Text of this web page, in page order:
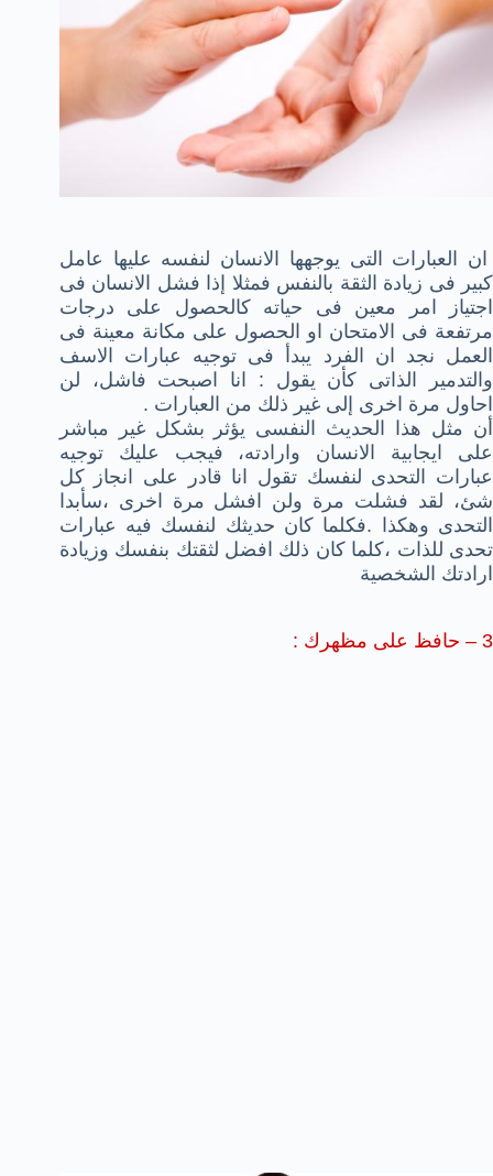
ان العبارات التى يوجهها الانسان لنفسه عليها عامل
كبير فى زيادة الثقة بالنفس فمثلا إذا فشل الانسان فى
اجتياز امر معين فى حياته كالحصول على درجات
مرتفعة فى الامتحان او الحصول على مكانة معينة فى
العمل نجد ان الفرد يبدأ فى توجيه عبارات الاسف
والتدمير الذاتى كأن يقول : انا اصبحت فاشل، لن
احاول مرة اخرى إلى غير ذلك من العبارات .
أن مثل هذا الحديث النفسى يؤثر بشكل غير مباشر
على ايجابية الانسان وارادته، فيجب عليك توجيه
عبارات التحدى لنفسك تقول انا قادر على انجاز كل
شئ، لقد فشلت مرة ولن افشل مرة اخرى ،سأبدا
التحدى وهكذا .فكلما كان حديثك لنفسك فيه عبارات
تحدى للذات ،كلما كان ذلك افضل لثقتك بنفسك وزيادة
ارادتك الشخصية
3 – حافظ على مظهرك :